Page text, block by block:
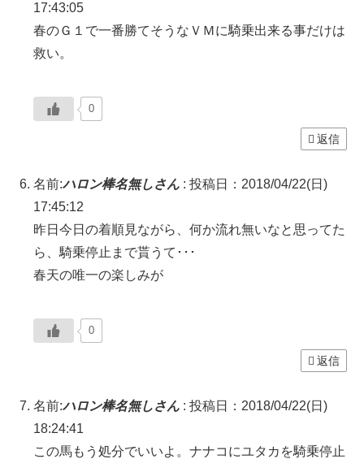
17:43:05
春のＧ１で一番勝てそうなＶＭに騎乗出来る事だけは
救い。
0
返信
名前:ハロン棒名無しさん : 投稿日：2018/04/22(日)
17:45:12
昨日今日の着順見ながら、何か流れ無いなと思ってた
ら、騎乗停止まで貰うて･･･
春天の唯一の楽しみが
0
返信
名前:ハロン棒名無しさん : 投稿日：2018/04/22(日)
18:24:41
この馬もう処分でいいよ。ナナコにユタカを騎乗停止